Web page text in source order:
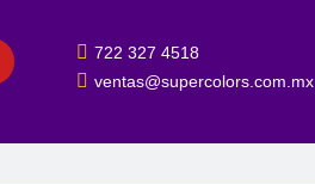
722 327 4518
ventas@supercolors.com.mx